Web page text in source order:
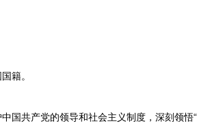
籍。
共产党的领导和社会主义制度，深刻领悟“